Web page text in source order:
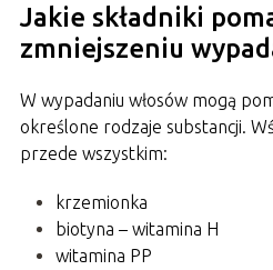
Jakie składniki
zmniejszeniu
W wypadaniu włosów mogą
określone rodzaje substancji.
przede wszystkim:
krzemionka
biotyna – witamina H
witamina PP